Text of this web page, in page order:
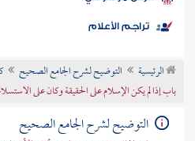
موضوعي
تراجم الأعلام
الرئيسية التوضيح لشرح الجامع الصحيح
باب إذا لم يكن الإسلام على الحقيقة وكان على
التوضيح لشرح الجامع الصحيح